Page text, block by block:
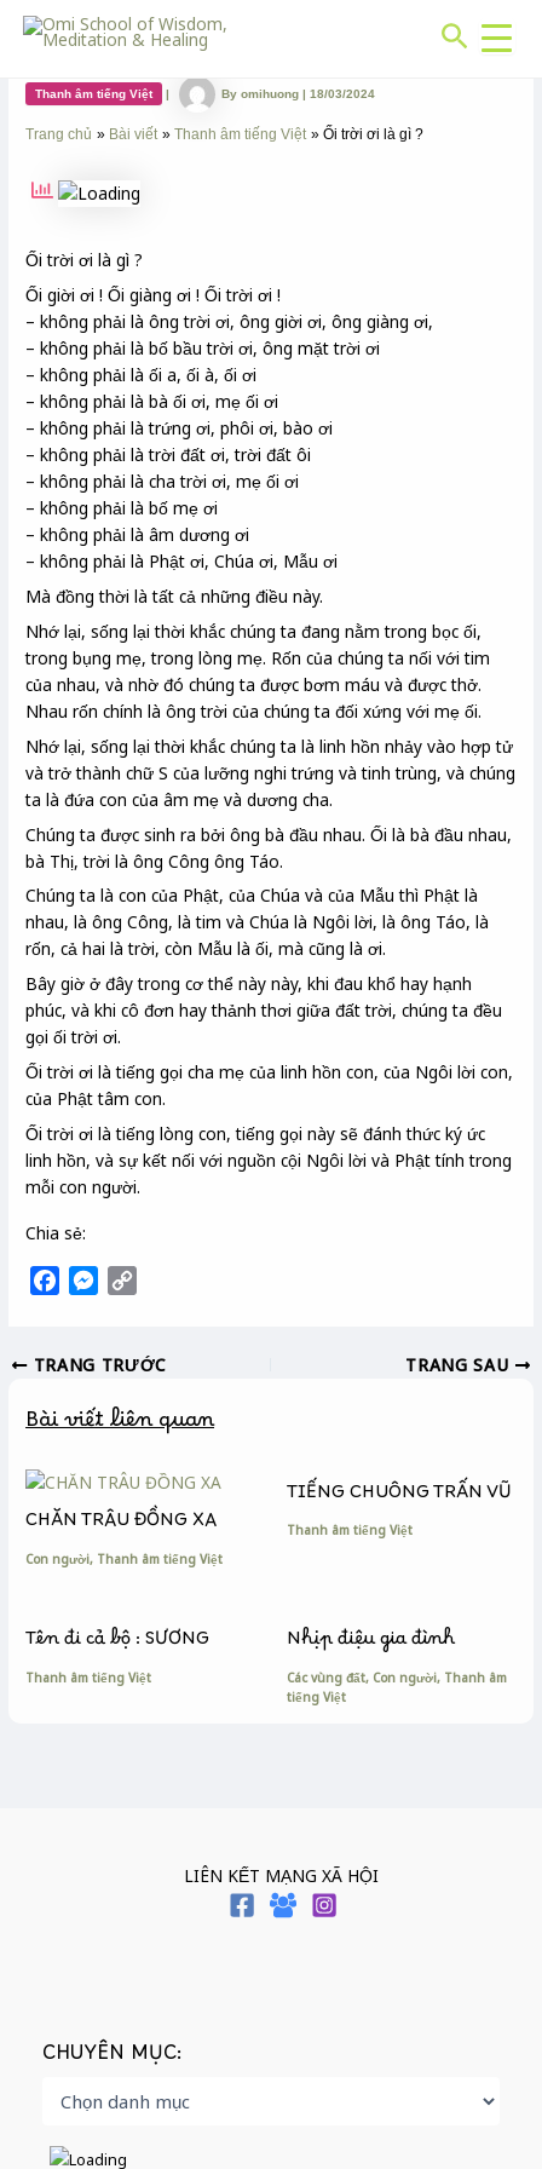
Skip
Search
Ối trời ơi là gì ?
Thanh âm tiếng Việt | Byomihuong|18/03/2024
Trang chủ Bài viết Thanh âm tiếng Việt Ối trời ơi là gì ?
Ối trời ơi là gì ?
Ối giời ơi ! Ối giàng ơi ! Ối trời ơi !
– không phải là ông trời ơi, ông giời ơi, ông giàng ơi,
– không phải là bố bầu trời ơi, ông mặt trời ơi
– không phải là ối a, ối à, ối ơi
– không phải là bà ối ơi, mẹ ối ơi
– không phải là trứng ơi, phôi ơi, bào ơi
– không phải là trời đất ơi, trời đất ôi
– không phải là cha trời ơi, mẹ ối ơi
– không phải là bố mẹ ơi
– không phải là âm dương ơi
– không phải là Phật ơi, Chúa ơi, Mẫu ơi
Mà đồng thời là tất cả những điều này.
Nhớ lại, sống lại thời khắc chúng ta đang nằm trong bọc ối,
trong bụng mẹ, trong lòng mẹ. Rốn của chúng ta nối với tim
của nhau, và nhờ đó chúng ta được bơm máu và được thở.
Nhau rốn chính là ông trời của chúng ta đối xứng với mẹ ối.
Nhớ lại, sống lại thời khắc chúng ta là linh hồn nhảy vào hợp tử
và trở thành chữ S của lưỡng nghi trứng và tinh trùng, và chúng
ta là đứa con của âm mẹ và dương cha.
Chúng ta được sinh ra bởi ông bà đầu nhau. Ối là bà đầu nhau,
bà Thị, trời là ông Công ông Táo.
Chúng ta là con của Phật, của Chúa và của Mẫu thì Phật là
nhau, là ông Công, là tim và Chúa là Ngôi lời, là ông Táo, là
rốn, cả hai là trời, còn Mẫu là ối, mà cũng là ơi.
Bây giờ ở đây trong cơ thể này này, khi đau khổ hay hạnh
phúc, và khi cô đơn hay thảnh thơi giữa đất trời, chúng ta đều
gọi ối trời ơi.
Ối trời ơi là tiếng gọi cha mẹ của linh hồn con, của Ngôi lời con,
của Phật tâm con.
Ối trời ơi là tiếng lòng con, tiếng gọi này sẽ đánh thức ký ức
linh hồn, và sự kết nối với nguồn cội Ngôi lời và Phật tính trong
mỗi con người.
Chia sẻ:
e
o
k
M
s
n
e
r
y
i
k
Post
navigation
TRANG TRƯỚC TRANG SAU
Bài viết liên quan
CHĂN TRÂU ĐỒNG XA
Con người, Thanh âm tiếng Việt
TIẾNG CHUÔNG TRẤN VŨ
Thanh âm tiếng Việt
Tên đi cả bộ : SƯƠNG
Thanh âm tiếng Việt
Nhịp điệu gia đình
Các vùng đất, Con người, Thanh âm
tiếng Việt
LIÊN KẾT MẠNG XÃ HỘI
CHUYÊN MỤC:
MỤC: